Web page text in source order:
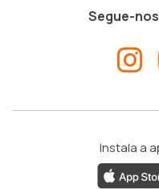
Segue-
Instala a